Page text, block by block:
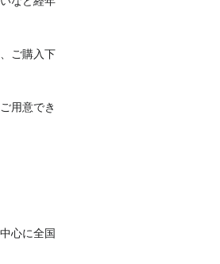
ご購入下
用意でき
心に全国